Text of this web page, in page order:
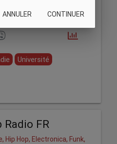
ANNULER CONTINUER
Université
Radio FR
Hip Hop, Electronica, Funk,